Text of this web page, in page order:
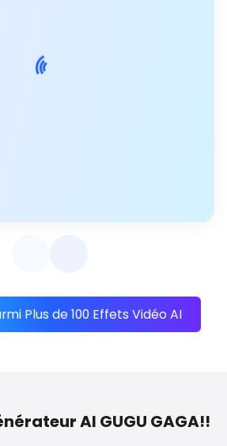
Plus de 100 Effets Vidéo AI
AI GUGU GAGA!!